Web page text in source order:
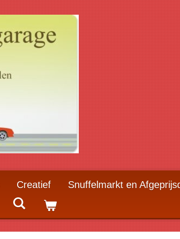
Creatief Snuffelmarkt en